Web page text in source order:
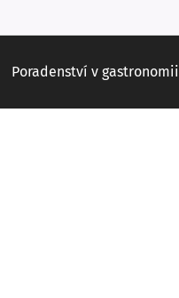
Poradenství v gastronomii